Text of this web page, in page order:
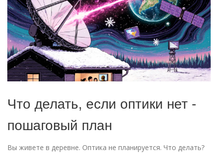
Что делать, если оптики нет -
пошаговый план
Вы живете в деревне. Оптика не планируется. Что делать?